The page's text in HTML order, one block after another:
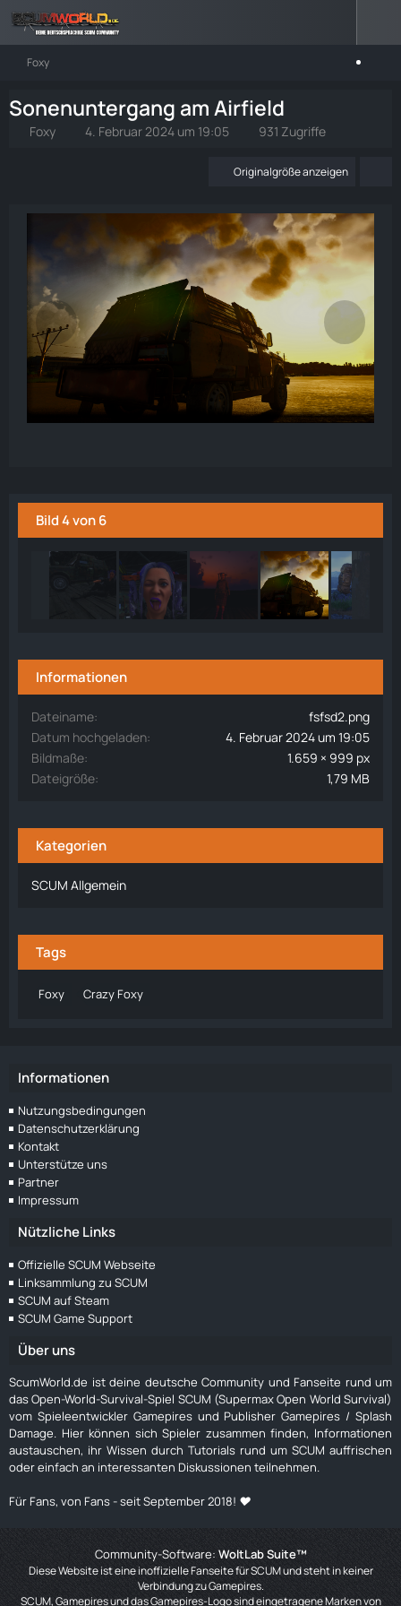
Foxy
Sonenuntergang am Airfield
Foxy 4. Februar 2024 um 19:05 931 Zugriffe
Originalgröße anzeigen
Bild 4 von 6
Informationen
Dateiname
fsfsd2.png
Datum hochgeladen
4. Februar 2024 um 19:05
Bildmaße
1.659 × 999 px
Dateigröße
1,79 MB
Kategorien
SCUM Allgemein
Tags
Foxy Crazy Foxy
Informationen
Nutzungsbedingungen
Datenschutzerklärung
Kontakt
Unterstütze uns
Partner
Impressum
Nützliche Links
Offizielle SCUM Webseite
Linksammlung zu SCUM
SCUM auf Steam
SCUM Game Support
Über uns
ScumWorld.de ist deine deutsche Community und Fanseite rund um
das Open-World-Survival-Spiel SCUM (Supermax Open World Survival)
vom Spieleentwickler Gamepires und Publisher Gamepires / Splash
Damage. Hier können sich Spieler zusammen finden, Informationen
austauschen, ihr Wissen durch Tutorials rund um SCUM auffrischen
oder einfach an interessanten Diskussionen teilnehmen.
Für Fans, von Fans - seit September 2018! ❤️
Community-Software: WoltLab Suite™
Diese Website ist eine inoffizielle Fanseite für SCUM und steht in keiner
Verbindung zu Gamepires.
SCUM, Gamepires und das Gamepires-Logo sind eingetragene Marken von